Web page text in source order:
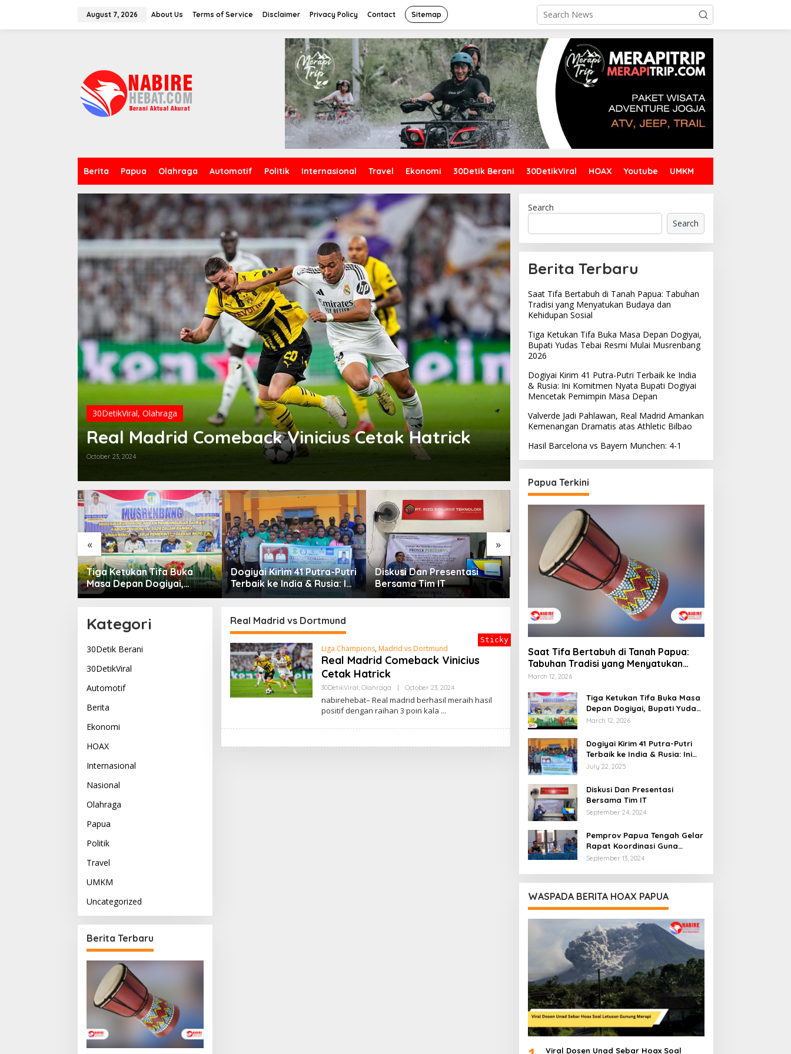
August 7, 2026 About Us Terms of Service Disclaimer Privacy Policy Contact Sitemap
Berita Papua Olahraga Automotif Politik Internasional Travel Ekonomi 30Detik Berani 30DetikViral HOAX Youtube UMKM
30DetikViral, Olahraga
Real Madrid Comeback Vinicius Cetak Hatrick
October 23, 2024
« »
Tiga Ketukan Tifa Buka
Masa Depan Dogiyai,
Bupati Yudas Tebai Resmi
Dogiyai Kirim 41 Putra-Putri
Terbaik ke India & Rusia: Ini
Komitmen Nyata Bupati
Pemimpin Masa Depan
Diskusi Dan Presentasi
Bersama Tim IT
Pemprov Papua Tengah
Gelar Rapat Koordinasi
Guna Optimalkan
Pengelolaan Distribusi
Saat Tifa Bertabuh di
Tanah Papua: Tabuhan
Tradisi yang Menyatukan
Budaya dan Kehidupan
Sosial
Kategori
30Detik Berani
30DetikViral
Automotif
Berita
Ekonomi
HOAX
Internasional
Nasional
Olahraga
Papua
Politik
Travel
UMKM
Uncategorized
Berita Terbaru
Real Madrid vs Dortmund
Liga Champions, Madrid vs Dortmund
Real Madrid Comeback Vinicius
Cetak Hatrick
30DetikViral, Olahraga October 23, 2024By
nabirehebat– Real madrid berhasil meraih hasil
positif dengan raihan 3 poin kala
Sticky
Search
Search
Berita Terbaru
Saat Tifa Bertabuh di Tanah Papua: Tabuhan
Tradisi yang Menyatukan Budaya dan
Kehidupan Sosial
Tiga Ketukan Tifa Buka Masa Depan Dogiyai,
Bupati Yudas Tebai Resmi Mulai Musrenbang
2026
Dogiyai Kirim 41 Putra-Putri Terbaik ke India
& Rusia: Ini Komitmen Nyata Bupati Dogiyai
Mencetak Pemimpin Masa Depan
Valverde Jadi Pahlawan, Real Madrid Amankan
Kemenangan Dramatis atas Athletic Bilbao
Hasil Barcelona vs Bayern Munchen: 4-1
Papua Terkini
Saat Tifa Bertabuh di Tanah Papua:
Tabuhan Tradisi yang Menyatukan
Budaya dan Kehidupan Sosial
March 12, 2026
Tiga Ketukan Tifa Buka Masa
Depan Dogiyai, Bupati Yudas
Tebai Resmi Mulai
March 12, 2026
Dogiyai Kirim 41 Putra-Putri
Terbaik ke India & Rusia: Ini
Komitmen Nyata Bupati
Masa Depan
July 22, 2025
Diskusi Dan Presentasi
Bersama Tim IT
September 24, 2024
Pemprov Papua Tengah Gelar
Rapat Koordinasi Guna
Optimalkan Pengelolaan
September 13, 2024
WASPADA BERITA HOAX PAPUA
Viral Dosen Unad Sebar Hoax Soal